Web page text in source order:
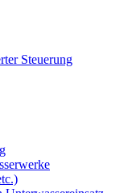
Steuerung